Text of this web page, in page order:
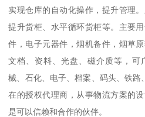
实现仓库的自动化操作，提升管理
提升货柜、水平循环货柜等。主要
件，电子元器件，烟机备件，烟草
文档、资料、光盘、磁介质等，可
械、石化、电子、档案、码头、铁路
在的授权代理商，从事物流方案的
是可以信赖和合作的伙伴。